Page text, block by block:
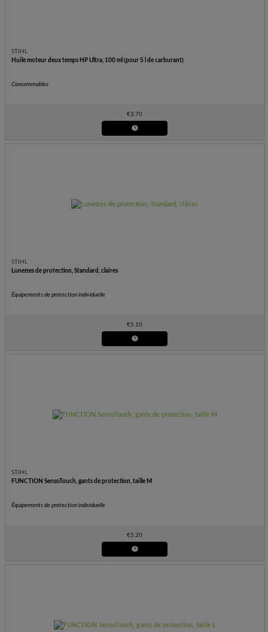
STIHL
Huile moteur deux temps HP Ultra, 100 ml (pour 5 l de carburant)
Consommables
€3.70
STIHL
Lunettes de protection, Standard, claires
Équipements de protection individuelle
€5.10
STIHL
FUNCTION SensoTouch, gants de protection, taille M
Équipements de protection individuelle
€5.20